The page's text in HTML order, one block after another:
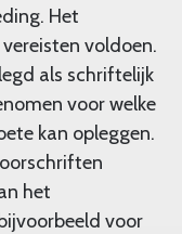
Het
voldoen.
als schriftelijk
voor welke
kan opleggen.
het
voor